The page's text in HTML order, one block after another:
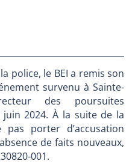
police, le BEI a remis son
survenu à Sainte-
des poursuites
2024. À la suite de la
porter d’accusation
de faits nouveaux,
001.